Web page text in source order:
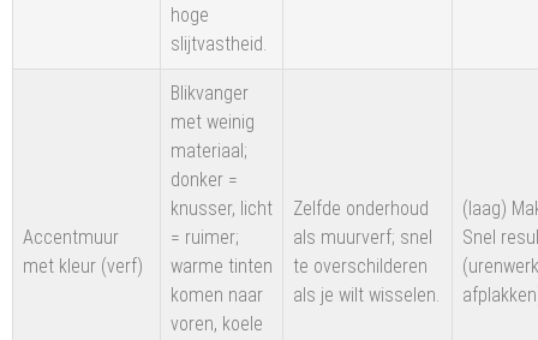
hoge
slijtvastheid.
Accentmuur
met kleur (verf)
Blikvanger
met weinig
materiaal;
donker =
knusser, licht
= ruimer;
warme tinten
komen naar
voren, koele
Zelfde onderhoud
als muurverf; snel
te overschilderen
als je wilt wisselen.
(laag)
Snel